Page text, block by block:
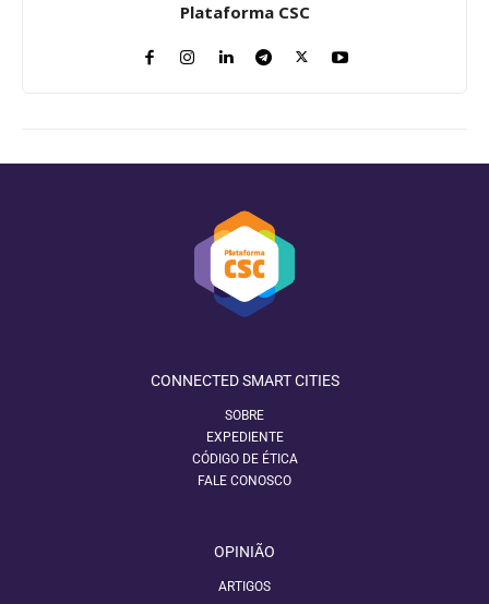
Plataforma CSC
CONNECTED SMART CITIES
SOBRE
EXPEDIENTE
CÓDIGO DE ÉTICA
FALE CONOSCO
OPINIÃO
ARTIGOS